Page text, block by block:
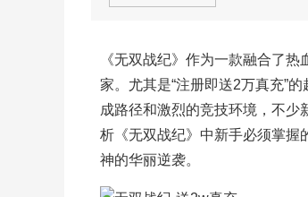
《无双战纪》作为一款融合了
家。尤其是“注册即送2万真充”
成路径和激烈的竞技环境，不
析《无双战纪》中新手必须掌握
神的华丽逆袭。